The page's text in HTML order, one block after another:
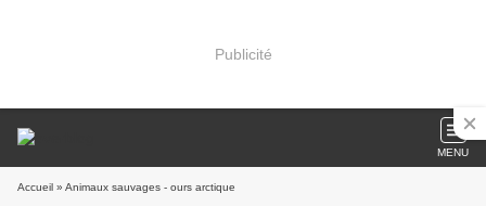
Publicité
MENU
Accueil » Animaux sauvages - ours arctique